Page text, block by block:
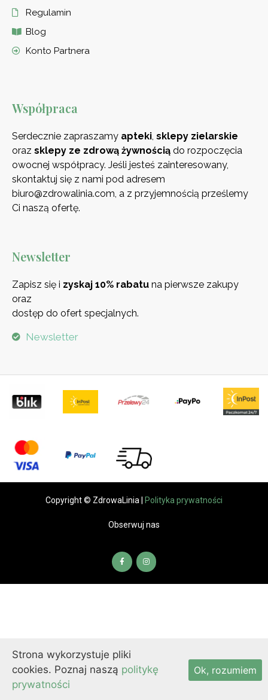
Regulamin
Blog
Konto Partnera
Współpraca
Serdecznie zapraszamy apteki sklepy zielarskie
oraz sklepy ze zdrową żywnością do rozpoczęcia
owocnej współpracy. Jeśli jesteś zainteresowany,
skontaktuj się z nami pod adresem
biuro@zdrowalinia.com, a z przyjemnością prześlemy
Ci naszą ofertę.
Newsletter
Zapisz się i zyskaj 10% rabatu na pierwsze zakupy
oraz
dostęp do ofert specjalnych.
Newsletter
Copyright © ZdrowaLinia | Polityka prywatności
Obserwuj nas
Strona wykorzystuje pliki
cookies. Poznaj naszą politykę
prywatności
Ok, rozumiem